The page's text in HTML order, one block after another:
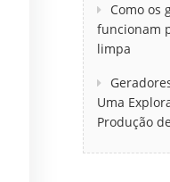
Como os
funcionam
limpa
Uma
Produção